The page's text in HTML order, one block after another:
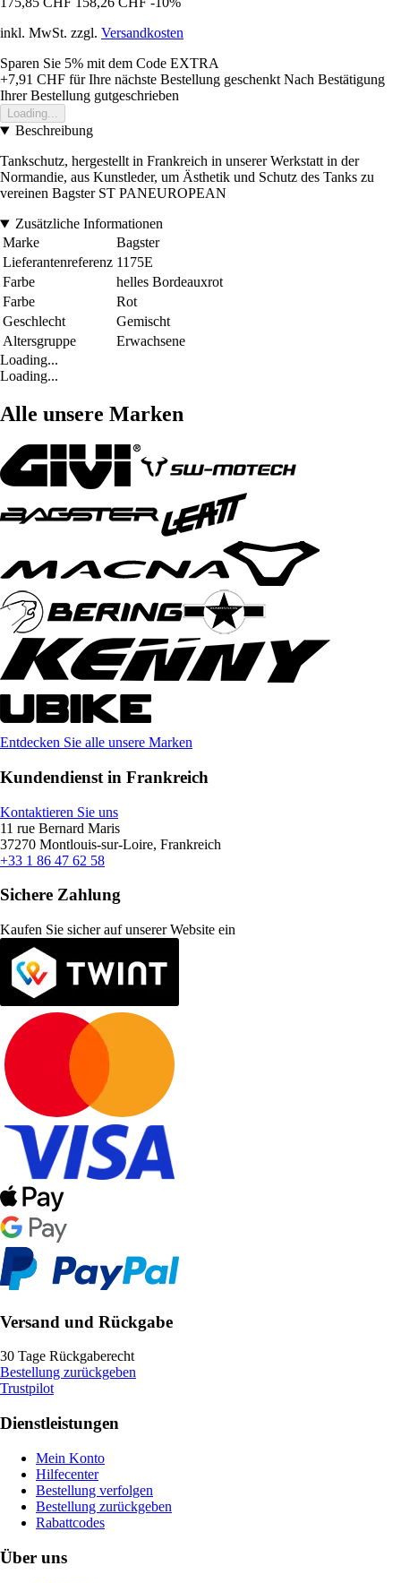
inkl. MwSt. zzgl. Versandkosten
Sparen Sie 5% mit dem Code EXTRA
+7,91 CHF für Ihre nächste Bestellung geschenkt Nach Bestätigung
Ihrer Bestellung gutgeschrieben
Loading...
Beschreibung
Tankschutz, hergestellt in Frankreich in unserer Werkstatt in der
Normandie, aus Kunstleder, um Ästhetik und Schutz des Tanks zu
vereinen Bagster ST PANEUROPEAN
Zusätzliche Informationen
Marke
Bagster
Lieferantenreferenz 1175E
Farbe
helles Bordeauxrot
Farbe
Rot
Geschlecht
Gemischt
Altersgruppe
Erwachsene
Loading...
Loading...
Alle unsere Marken
Entdecken Sie alle unsere Marken
Kundendienst in Frankreich
Kontaktieren Sie uns
11 rue Bernard Maris
37270 Montlouis-sur-Loire, Frankreich
+33 1 86 47 62 58
Sichere Zahlung
Kaufen Sie sicher auf unserer Website ein
Versand und Rückgabe
30 Tage Rückgaberecht
Bestellung zurückgeben
Trustpilot
Dienstleistungen
Mein Konto
Hilfecenter
Bestellung verfolgen
Bestellung zurückgeben
Rabattcodes
Über uns